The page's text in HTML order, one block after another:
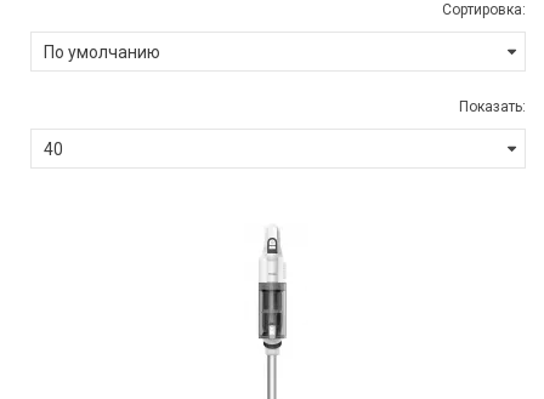
Сортировка:
Показать: